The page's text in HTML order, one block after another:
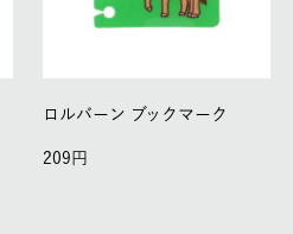
ロルバーン ブックマーク
209